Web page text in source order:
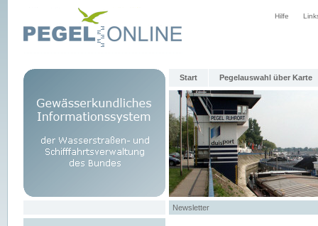
Hilfe
Start Pegelauswahl über Karte
Newsletter